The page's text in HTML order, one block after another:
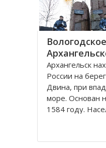
Архангельск
России на
Двина, при
море. Основан
1584 году.
порт. На